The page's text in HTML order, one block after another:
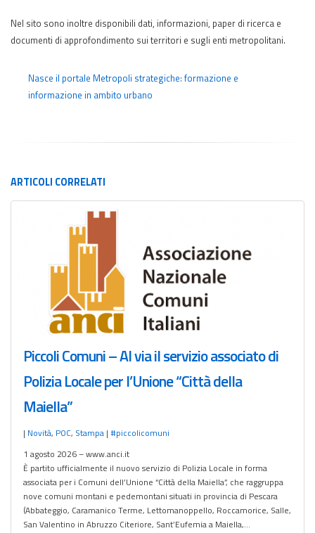
Nel sito sono inoltre disponibili dati, informazioni, paper di ricerca e
documenti di approfondimento sui territori e sugli enti metropolitani.
Nasce il portale Metropoli strategiche: formazione e
informazione in ambito urbano
ARTICOLI CORRELATI
Piccoli Comuni – Al via il servizio associato di
Polizia Locale per l’Unione “Città della
Maiella”
| Novità, POC, Stampa | #piccolicomuni
1 agosto 2026 – www.anci.it
È partito ufficialmente il nuovo servizio di Polizia Locale in forma
associata per i Comuni dell’Unione “Città della Maiella”, che raggruppa
nove comuni montani e pedemontani situati in provincia di Pescara
(Abbateggio, Caramanico Terme, Lettomanoppello, Roccamorice, Salle,
San Valentino in Abruzzo Citeriore, Sant’Eufemia a Maiella,…